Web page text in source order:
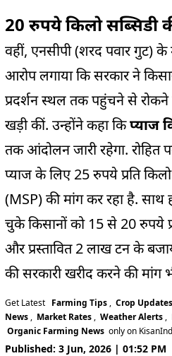
20 रुपये किलो सब्सिडी
वहीं, एनसीपी (शरद पवार गुट) के
आरोप लगाया कि सरकार ने
प्रदर्शन स्थल तक पहुंचने से
खड़ी कीं. उन्होंने कहा किप्याज
तक आंदोलन जारी रहेगा. रोहित
प्याज के लिए 25 रुपये प्रति
(MSP) की मांग कर रहा है. साथ
चुके किसानों को 15 से 20 रुपये
और प्रस्तावित 2 लाख टन के
की सरकारी खरीद करने की मांग
Get Latest Farming Tips , Crop Updates
News , Market Rates , Weather Alerts ,
Organic Farming News only on
Published: 3 Jun, 2026 | 01:52 PM